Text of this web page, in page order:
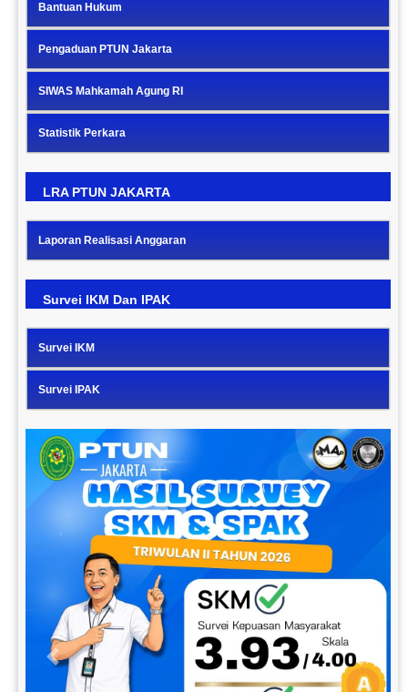
Bantuan Hukum
Pengaduan PTUN Jakarta
SIWAS Mahkamah Agung RI
Statistik Perkara
LRA PTUN JAKARTA
Laporan Realisasi Anggaran
Survei IKM Dan IPAK
Survei IKM
Survei IPAK
Previous Next